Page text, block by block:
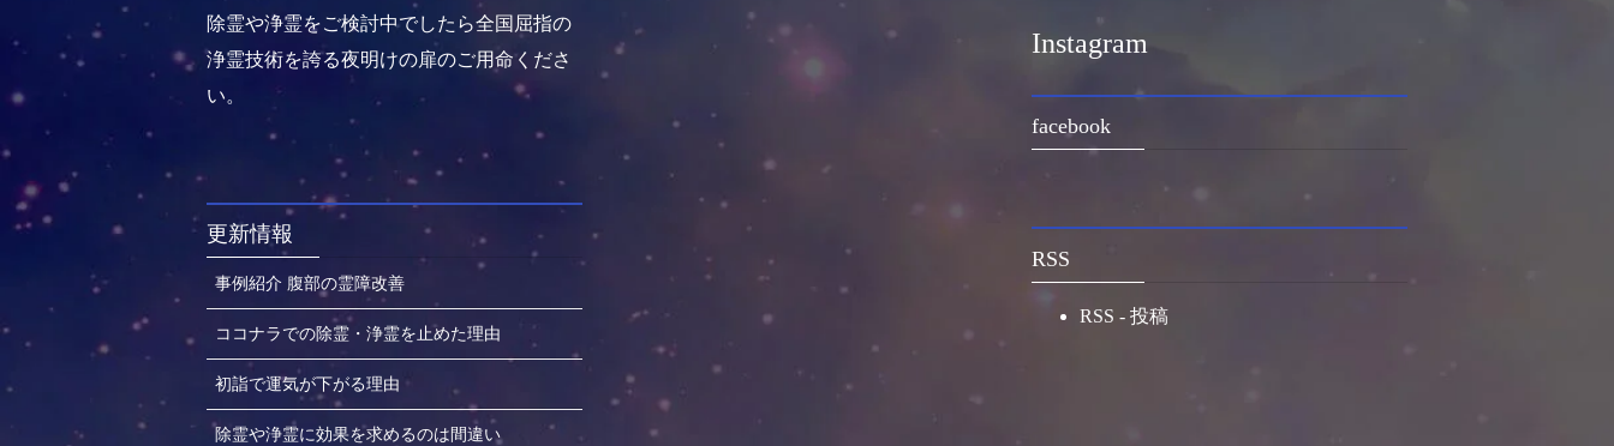
除霊や浄霊をご検討中でしたら全国屈指の
浄霊技術を誇る夜明けの扉のご用命くださ
い。
更新情報
事例紹介 腹部の霊障改善
ココナラでの除霊・浄霊を止めた理由
初詣で運気が下がる理由
除霊や浄霊に効果を求めるのは間違い
Instagram
facebook
RSS
RSS - 投稿